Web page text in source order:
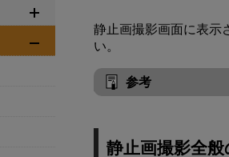
静止画撮影画面に表示
い。
参考
静止画撮影全